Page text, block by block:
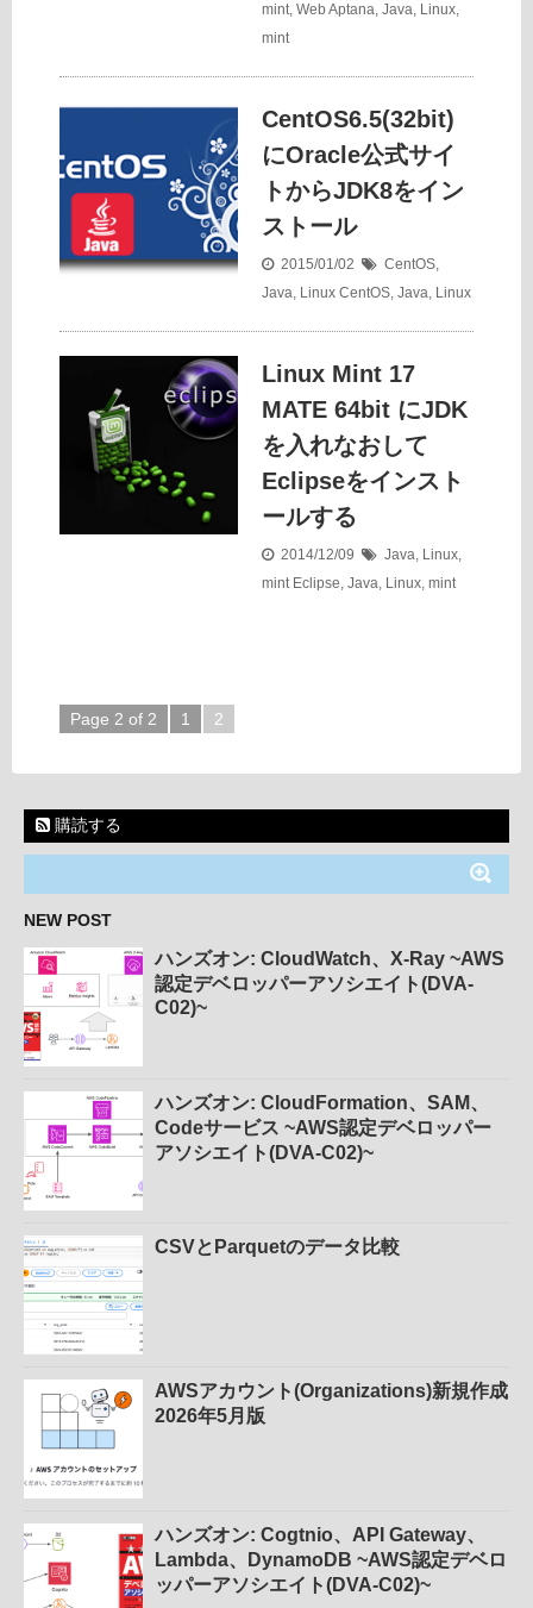
mint, Web Aptana, Java, Linux,
mint
CentOS6.5(32bit)
にOracle公式サイ
トからJDK8をイン
ストール
2015/01/02 CentOS,
Java, Linux CentOS, Java, Linux
Linux Mint 17
MATE 64bit にJDK
を入れなおして
Eclipseをインスト
ールする
2014/12/09 Java, Linux,
mint Eclipse, Java, Linux, mint
Page 2 of 2 1 2
購読する
NEW POST
ハンズオン: CloudWatch、X-Ray ~AWS
認定デベロッパーアソシエイト(DVA-
C02)~
ハンズオン: CloudFormation、SAM、
Codeサービス ~AWS認定デベロッパー
アソシエイト(DVA-C02)~
CSVとParquetのデータ比較
AWSアカウント(Organizations)新規作成
2026年5月版
ハンズオン: Cogtnio、API Gateway、
Lambda、DynamoDB ~AWS認定デベロ
ッパーアソシエイト(DVA-C02)~